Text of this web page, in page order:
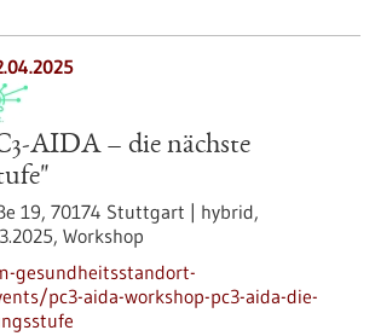
AIDA – die nächste
19, 70174 Stuttgart | hybrid,
Workshop
gesundheitsstandort-
pc3-aida-workshop-pc3-aida-die-